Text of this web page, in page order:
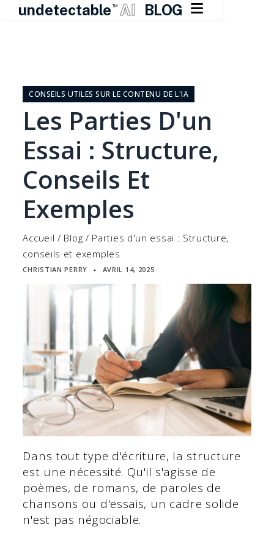
undetectable TM AI BLOG 
contentCONSEILS UTILES SUR LE CONTENU DE L'IA
Les Parties D'un
Essai : Structure,
Conseils Et
Exemples
Accueil / Blog / Parties d'un essai : Structure,
conseils et exemples
CHRISTIAN PERRY ▪ AVRIL 14, 2025
Dans tout type d'écriture, la structure
est une nécessité. Qu'il s'agisse de
poèmes, de romans, de paroles de
chansons ou d'essais, un cadre solide
n'est pas négociable.